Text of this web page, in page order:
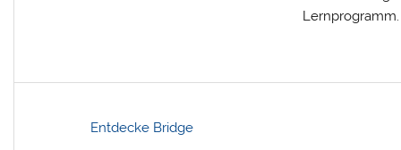
Lernprogramm.
Entdecke Bridge